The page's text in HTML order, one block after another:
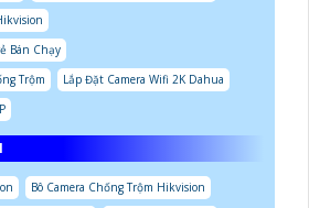
Bán Chạy
Trộm
Lắp Đặt Camera Wifi 2K Dahua
Bô Camera Chống Trộm Hikvision